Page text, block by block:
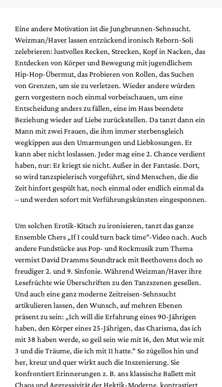
Eine andere Motivation ist die Jungbrunnen-Sehnsucht.
Weizman/Haver lassen entzückend ironisch Reborn-Soli
zelebrieren: lustvolles Recken, Strecken, Kopf in Nacken, das
Entdecken von Körper und Bewegung mit jugendlichem
Hip-Hop-Übermut, das Probieren von Rollen, das Suchen
von Grenzen, um sie zu verletzen. Wieder andere würden
gern vorgestern noch einmal vorbeischauen, um eine
Entscheidung anders zu fällen, eine im Hass beendete
Beziehung wieder auf Liebe zurückstellen. Da tanzt dann ein
Mann mit zwei Frauen, die ihm immer sterbensgleich
wegkippen aus den Umarmungen und Liebkosungen. Er
kann aber nicht loslassen. Jeder mag eine 2. Chance verdient
haben, nur: Er kriegt sie nicht. Außer in der Fantasie. Dort,
so wird tanzspielerisch vorgeführt, sind Menschen, die die
Zeit hinfort gespült hat, noch einmal oder endlich einmal da
– und werden sofort mit Verführungskünsten eingesponnen.
Um solchen Erotik-Kitsch zu ironisieren, tanzt das ganze
Ensemble Chers „If I could turn back time“-Video nach. Auch
andere Fundstücke aus Pop- und Rockmusik zum Thema
vermixt David Dramms Soundtrack mit Beethovens doch so
freudiger 2. und 9. Sinfonie. Während Weizman/Haver ihre
Lesefrüchte wie Überschriften zu den Tanzszenen gesellen.
Und auch eine ganz moderne Zeitreisen-Sehnsucht
artikulieren lassen, den Wunsch, auf mehren Ebenen
präsent zu sein: „Ich will die Erfahrung eines 90-Jährigen
haben, den Körper eines 25-Jährigen, das Charisma, das ich
mit 38 haben werde, so geil sein wie mit 16, den Mut wie mit
3 und die Träume, die ich mit 11 hatte.“ So zügellos hin und
her, kreuz und quer wirkt auch die Inszenierung. Sie
konfrontiert Erinnerungen z. B. ans klassische Ballett mit
Chaos und Aggressivität der Hektik-Moderne, kontrastiert